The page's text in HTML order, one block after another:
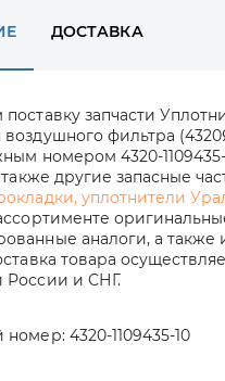
ДОСТАВКА
запчасти
фильтра
номером 4320-
также другие запасные
уплотнители
аналоги, а также
товара
России и СНГ.
номер: 4320-1109435-10